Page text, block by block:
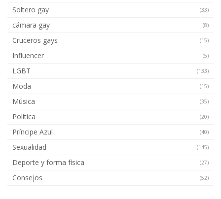
Soltero gay (33)
cámara gay (8)
Cruceros gays (15)
Influencer (5)
LGBT (133)
Moda (15)
Música (35)
Política (20)
Príncipe Azul (40)
Sexualidad (145)
Deporte y forma física (27)
Consejos (52)